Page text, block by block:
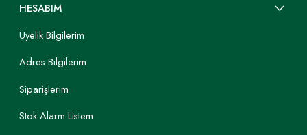
HESABIM
Üyelik Bilgilerim
Adres Bilgilerim
Siparişlerim
Stok Alarm Listem